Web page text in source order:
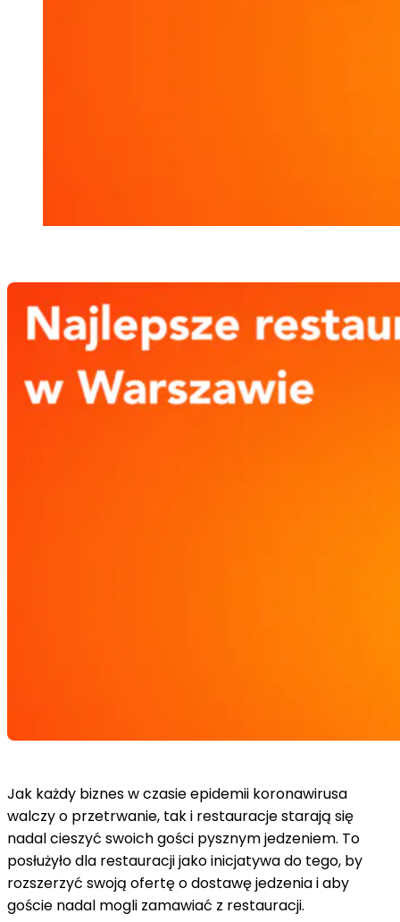
Jak każdy biznes w czasie epidemii koronawirusa
walczy o przetrwanie, tak i restauracje starają się
nadal cieszyć swoich gości pysznym jedzeniem. To
posłużyło dla restauracji jako inicjatywa do tego, by
rozszerzyć swoją ofertę o dostawę jedzenia i aby
goście nadal mogli zamawiać z restauracji.